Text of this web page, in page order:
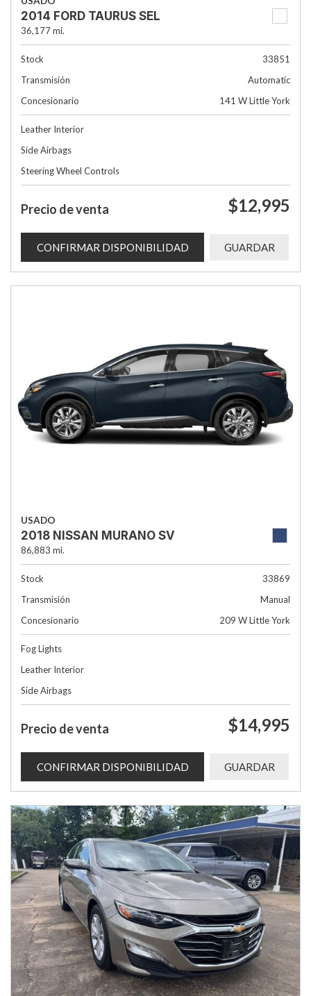
2014 FORD TAURUS SEL
36,177 mi.
Stock
33851
Transmisión
Automatic
Concesionario
141 W Little York
Leather Interior
Side Airbags
Steering Wheel Controls
Precio de venta $12,995
CONFIRMAR DISPONIBILIDAD GUARDAR
USADO
2018 NISSAN MURANO SV
86,883 mi.
Stock
33869
Transmisión
Manual
Concesionario
209 W Little York
Fog Lights
Leather Interior
Side Airbags
Precio de venta $14,995
CONFIRMAR DISPONIBILIDAD GUARDAR